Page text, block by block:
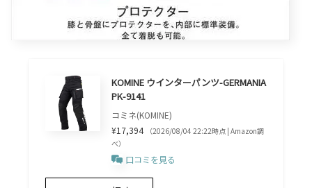
KOMINE ウインターパンツ-GERMANIA
PK-9141
コミネ(KOMINE)
¥17,394 （2026/08/04 22:22時点 | Amazon調
べ）
口コミを見る